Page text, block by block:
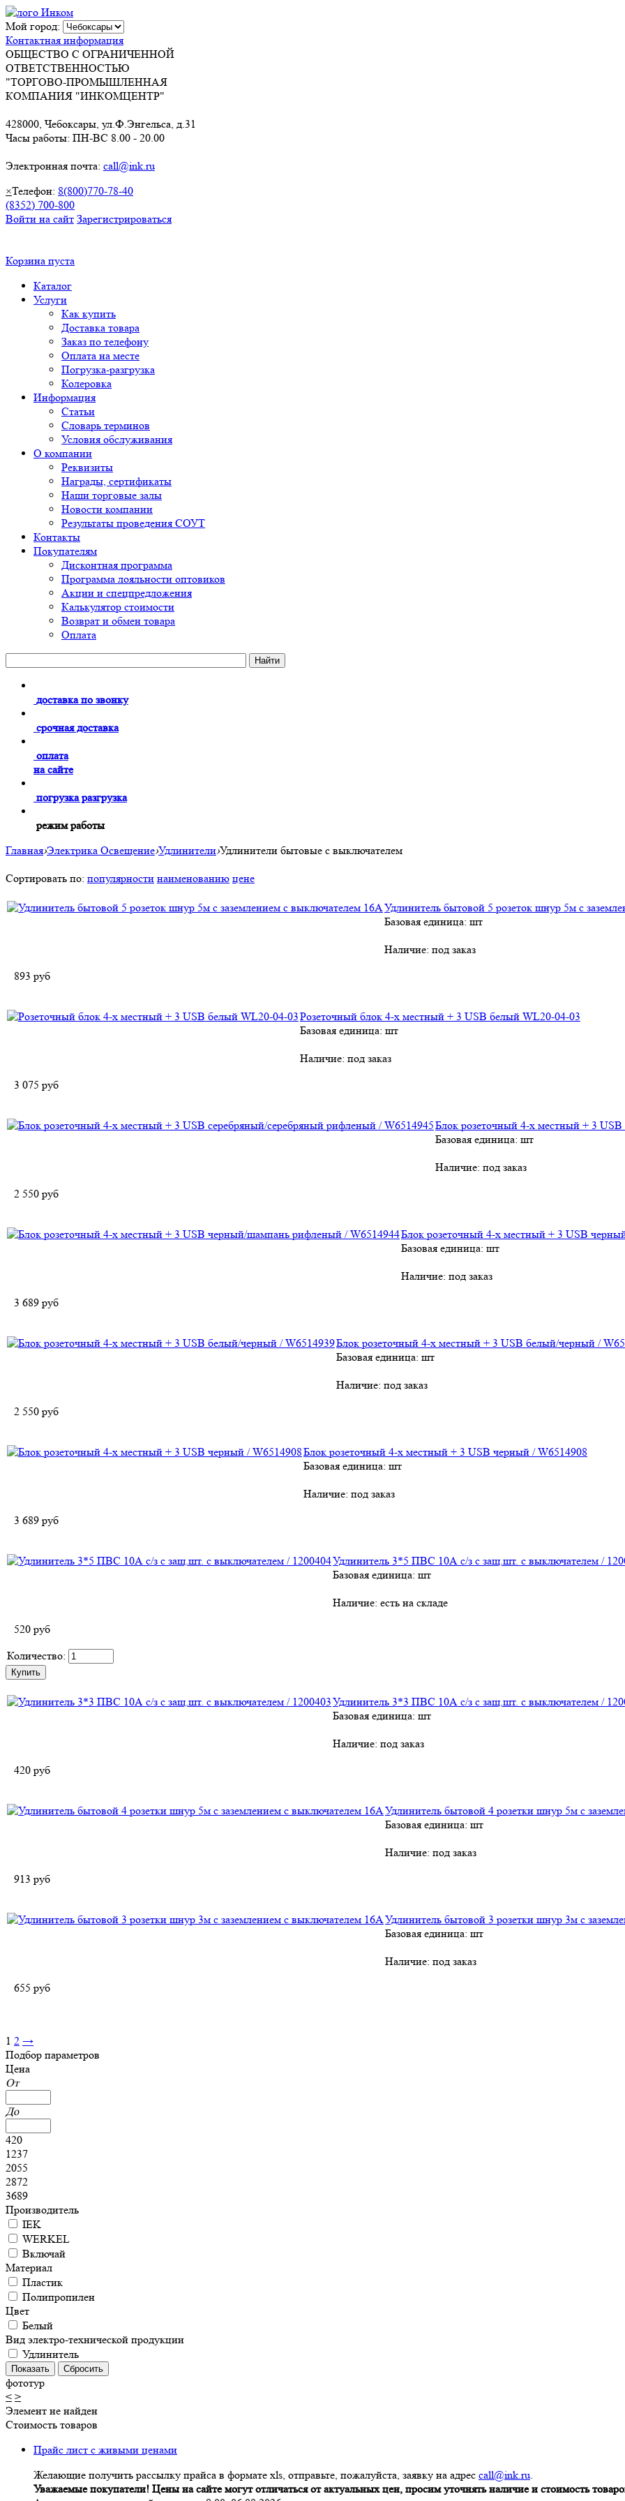
Мой город:
Контактная информация
ОБЩЕСТВО С ОГРАНИЧЕННОЙ
ОТВЕТСТВЕННОСТЬЮ
"ТОРГОВО-ПРОМЫШЛЕННАЯ
КОМПАНИЯ "ИНКОМЦЕНТР"
428000, Чебоксары, ул.Ф.Энгельса, д.31
Часы работы: ПН-ВС 8.00 - 20.00
Электронная почта: call@ink.ru
×Телефон: 8(800)770-78-40
(8352) 700-800
Войти на сайт Зарегистрироваться
Корзина пуста
Каталог
Услуги
Как купить
Доставка товара
Заказ по телефону
Оплата на месте
Погрузка-разгрузка
Колеровка
Информация
Статьи
Словарь терминов
Условия обслуживания
О компании
Реквизиты
Награды, сертификаты
Наши торговые залы
Новости компании
Результаты проведения СОУТ
Контакты
Покупателям
Дисконтная программа
Программа лояльности оптовиков
Акции и спецпредложения
Калькулятор стоимости
Возврат и обмен товара
Оплата
доставка по звонку
срочная доставка
оплата
на сайте
погрузка разгрузка
режим работы
Главная›Электрика Освещение›Удлинители›Удлинители бытовые с выключателем
Сортировать по: популярности наименованию цене
Удлинитель бытовой 5 розеток шнур 5м с
Базовая единица: шт
Наличие: под заказ
893 руб
Розеточный блок 4-х местный + 3 USB белый WL20-04-03
Базовая единица: шт
Наличие: под заказ
3 075 руб
Блок розеточный 4-х местный + 3
Базовая единица: шт
Наличие: под заказ
2 550 руб
Блок розеточный 4-х местный + 3 USB
Базовая единица: шт
Наличие: под заказ
3 689 руб
Блок розеточный 4-х местный + 3 USB белый/черный /
Базовая единица: шт
Наличие: под заказ
2 550 руб
Блок розеточный 4-х местный + 3 USB черный / W6514908
Базовая единица: шт
Наличие: под заказ
3 689 руб
Удлинитель 3*5 ПВС 10А c/з с защ.шт. с выключателем /
Базовая единица: шт
Наличие: есть на складе
520 руб
Количество:
Удлинитель 3*3 ПВС 10А c/з с защ.шт. с выключателем /
Базовая единица: шт
Наличие: под заказ
420 руб
Удлинитель бытовой 4 розетки шнур 5м с
Базовая единица: шт
Наличие: под заказ
913 руб
Удлинитель бытовой 3 розетки шнур 3м с
Базовая единица: шт
Наличие: под заказ
655 руб
1 2 →
Подбор параметров
Цена
От
До
420
1237
2055
2872
3689
Производитель
IEK
WERKEL
Включай
Материал
Пластик
Полипропилен
Цвет
Белый
Вид электро-технической продукции
Удлинитель
фототур
< >
Элемент не найден
Стоимость товаров
Прайс лист с живыми ценами
Желающие получить рассылку прайса в формате xls, отправьте, пожалуйста, заявку на адрес call@ink.ru.
Уважаемые покупатели! Цены на сайте могут отличаться от актуальных цен, просим уточнять наличие и стоимость